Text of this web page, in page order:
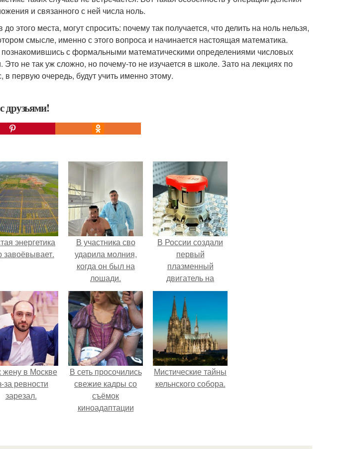
и связанного с ней числа ноль.
этого места, могут спросить: почему так получается, что делить на ноль нельзя,
смысле, именно с этого вопроса и начинается настоящая математика.
познакомившись с формальными математическими определениями числовых
не так уж сложно, но почему-то не изучается в школе. Зато на лекциях по
в первую очередь, будут учить именно этому.
друзьями!
энергетика
завоёвывает.
В участника сво
ударила молния,
когда он был на
лошади.
В России создали
первый
плазменный
двигатель на
криптоне.
жену в Москве
за ревности
зарезал.
В сеть просочились
свежие кадры со
съёмок
киноадаптации
моментально
Мистические тайны
кельнского собора.